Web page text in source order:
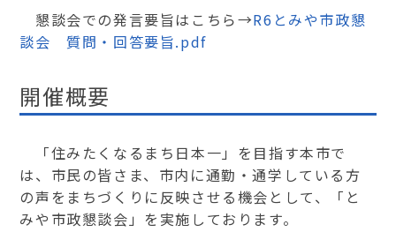
懇談会での発言要旨はこちら→R6とみや市政懇
談会 質問・回答要旨.pdf
開催概要
「住みたくなるまち日本一」を目指す本市で
は、市民の皆さま、市内に通勤・通学している方
の声をまちづくりに反映させる機会として、「と
みや市政懇談会」を実施しております。